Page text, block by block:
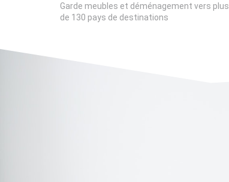
Garde meubles et déménagement vers plus
de 130 pays de destinations